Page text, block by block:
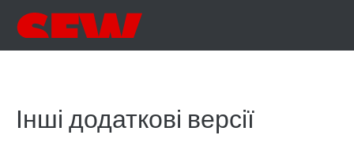
Інші додаткові версії